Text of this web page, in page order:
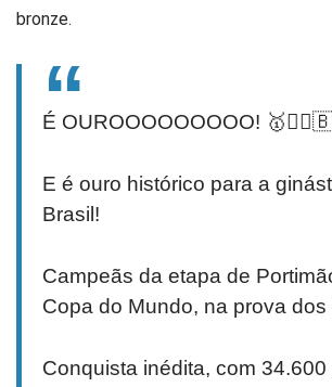
bronze.
É OUROOOOOOOOO!
E é ouro histórico para a
Brasil!
Campeãs da etapa de
Copa do Mundo, na prova dos
Conquista inédita, com 34.600